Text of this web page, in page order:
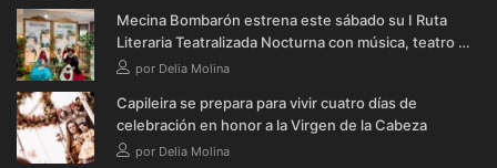
Mecina Bombarón estrena este sábado su I Ruta
Literaria Teatralizada Nocturna con música, teatro y
verbena
por Delia Molina
Capileira se prepara para vivir cuatro días de
celebración en honor a la Virgen de la Cabeza
por Delia Molina